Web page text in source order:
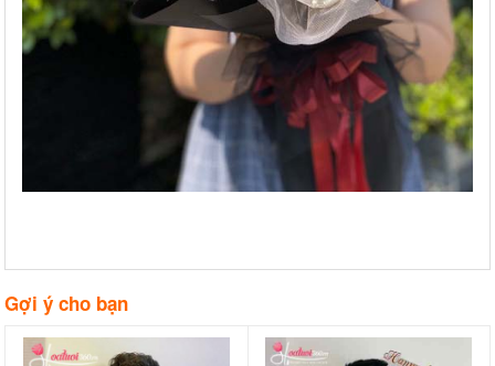
Gợi ý cho bạn